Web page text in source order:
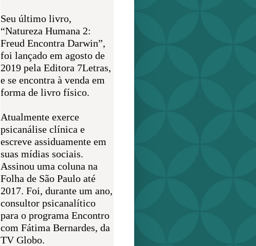
Seu último livro,
“Natureza Humana 2:
Freud Encontra Darwin”,
foi lançado em agosto de
2019 pela Editora 7Letras,
e se encontra à venda em
forma de livro físico.
Atualmente exerce
psicanálise clínica e
escreve assiduamente em
suas mídias sociais.
Assinou uma coluna na
Folha de São Paulo até
2017. Foi, durante um ano,
consultor psicanalítico
para o programa Encontro
com Fátima Bernardes, da
TV Globo.